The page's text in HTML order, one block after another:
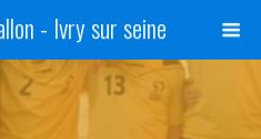
- Ivry sur seine